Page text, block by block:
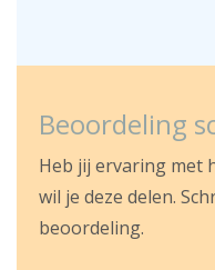
Beoordeling
Heb jij ervaring met
wil je deze delen.
beoordeling.